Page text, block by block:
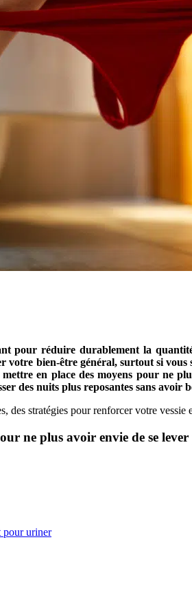
pour réduire durablement la
bien-être général, surtout si
en place des moyens pour ne
des nuits plus reposantes sans
stratégies pour renforcer votre
ne plus avoir envie de se
pour uriner